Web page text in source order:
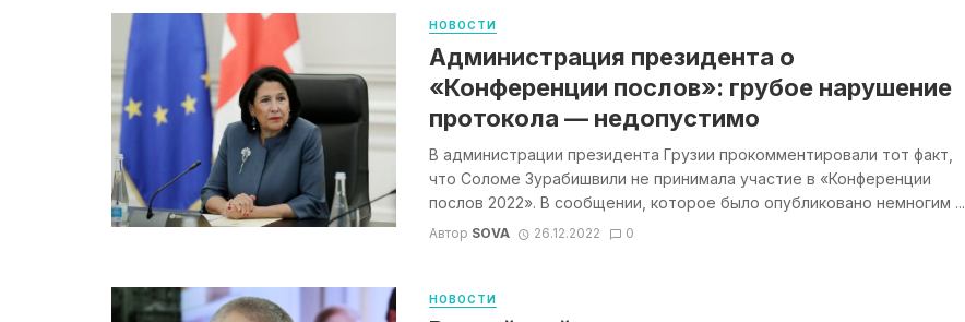
НОВОСТИ
Администрация президента о
«Конференции послов»: грубое нарушение
протокола — недопустимо
В администрации президента Грузии прокомментировали тот факт,
что Соломе Зурабишвили не принимала участие в «Конференции
послов 2022». В сообщении, которое было опубликовано немногим ...
Автор SOVA 26.12.2022 0
НОВОСТИ